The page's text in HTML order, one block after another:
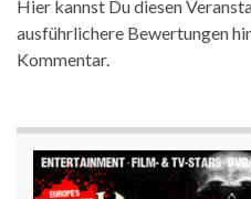
Hier kannst Du diesen
ausführlichere Bewertungen
Kommentar.